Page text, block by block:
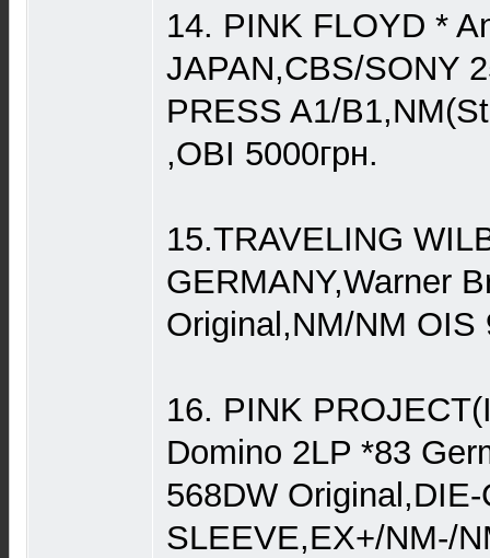
14. PINK FLOYD *
JAPAN,CBS/SONY
PRESS A1/
,OBI 5000грн.
15.TRAVELING
GERMANY,Warner
Original,NM/NM OIS
16. PINK
Domino 2LP *83
568DW
SLEEVE,EX+/NM-/